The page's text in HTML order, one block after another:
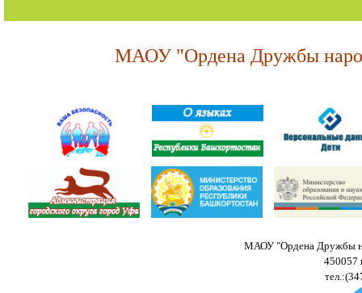
МАОУ "Ордена Дружбы
МАОУ "Ордена Дружбы
450057